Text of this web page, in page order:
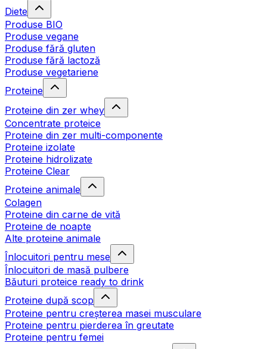
Diete
Produse BIO
Produse vegane
Produse fără gluten
Produse fără lactoză
Produse vegetariene
Proteine
Proteine din zer whey
Concentrate proteice
Proteine din zer multi-componente
Proteine izolate
Proteine hidrolizate
Proteine Clear
Proteine animale
Colagen
Proteine din carne de vită
Proteine de noapte
Alte proteine animale
Înlocuitori pentru mese
Înlocuitori de masă pulbere
Băuturi proteice ready to drink
Proteine după scop
Proteine pentru creșterea masei musculare
Proteine pentru pierderea în greutate
Proteine pentru femei